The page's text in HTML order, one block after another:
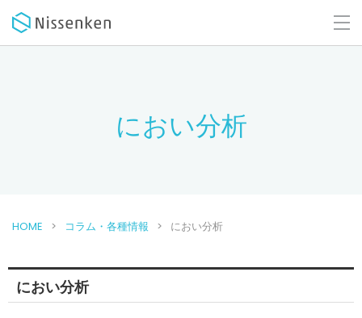
におい分析
HOME コラム・各種情報 におい分析
におい分析